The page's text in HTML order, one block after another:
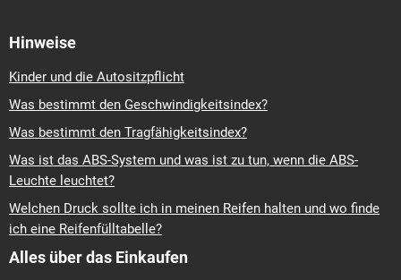
Hinweise
Kinder und die Autositzpflicht
Was bestimmt den Geschwindigkeitsindex?
Was bestimmt den Tragfähigkeitsindex?
Was ist das ABS-System und was ist zu tun, wenn die ABS-
Leuchte leuchtet?
Welchen Druck sollte ich in meinen Reifen halten und wo finde
ich eine Reifenfülltabelle?
Alles über das Einkaufen